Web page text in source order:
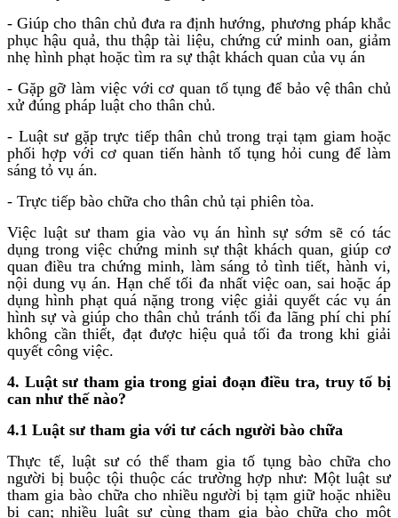
- Giúp cho thân chủ đưa ra định hướng, phương pháp khắc
phục hậu quả, thu thập tài liệu, chứng cứ minh oan, giảm
nhẹ hình phạt hoặc tìm ra sự thật khách quan của vụ án
- Gặp gỡ làm việc với cơ quan tố tụng để bảo vệ thân chủ
xử đúng pháp luật cho thân chủ.
- Luật sư gặp trực tiếp thân chủ trong trại tạm giam hoặc
phối hợp với cơ quan tiến hành tố tụng hỏi cung để làm
sáng tỏ vụ án.
- Trực tiếp bào chữa cho thân chủ tại phiên tòa.
Việc luật sư tham gia vào vụ án hình sự sớm sẽ có tác
dụng trong việc chứng minh sự thật khách quan, giúp cơ
quan điều tra chứng minh, làm sáng tỏ tình tiết, hành vi,
nội dung vụ án. Hạn chế tối đa nhất việc oan, sai hoặc áp
dụng hình phạt quá nặng trong việc giải quyết các vụ án
hình sự và giúp cho thân chủ tránh tối đa lãng phí chi phí
không cần thiết, đạt được hiệu quả tối đa trong khi giải
quyết công việc.
4. Luật sư tham gia trong giai đoạn điều tra, truy tố bị
can như thế nào?
4.1 Luật sư tham gia với tư cách người bào chữa
Thực tế, luật sư có thể tham gia tố tụng bào chữa cho
người bị buộc tội thuộc các trường hợp như: Một luật sư
tham gia bào chữa cho nhiều người bị tạm giữ hoặc nhiều
bị can; nhiều luật sư cùng tham gia bào chữa cho một